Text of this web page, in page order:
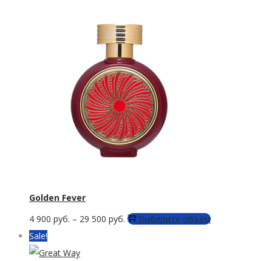
Golden Fever
4 900 руб. – 29 500 руб. Выберите объёмЭтот
Sale!